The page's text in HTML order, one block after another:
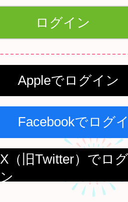
Appleでログイン
Facebookでログ
X（旧Twitter）でロ
ン